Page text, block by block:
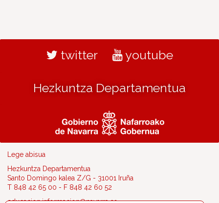
twitter youtube
Hezkuntza Departamentua
Lege abisua
Hezkuntza Departamentua
Santo Domingo kalea Z/G - 31001 Iruña
T 848 42 65 00 - F 848 42 60 52